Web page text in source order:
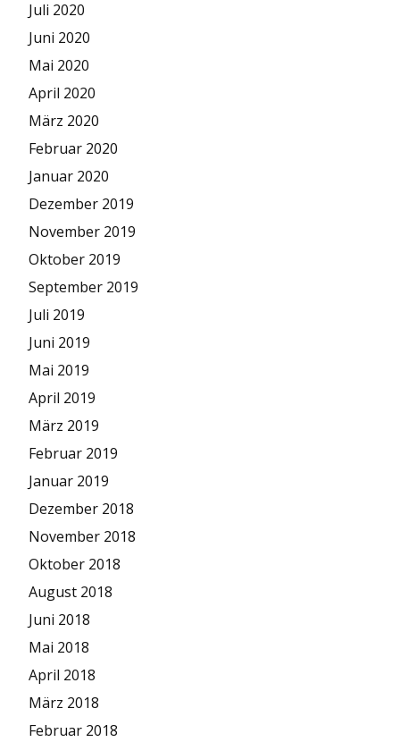
Juli 2020
Juni 2020
Mai 2020
April 2020
März 2020
Februar 2020
Januar 2020
Dezember 2019
November 2019
Oktober 2019
September 2019
Juli 2019
Juni 2019
Mai 2019
April 2019
März 2019
Februar 2019
Januar 2019
Dezember 2018
November 2018
Oktober 2018
August 2018
Juni 2018
Mai 2018
April 2018
März 2018
Februar 2018